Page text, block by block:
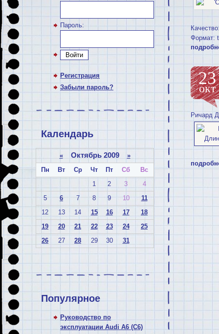
Пароль:
Войти
Регистрация
Забыли пароль?
Календарь
«Октябрь 2009 »
Пн
Вт Ср Чт Пт Сб
Вс
1
2 3
4
5
6 7 8 9 10
11
12
13 14 15 16 17
18
19
20 21 22 23 24
25
26
27 28 29 30 31
Популярное
Руководство по
эксплуатации Audi A6 (C6)
Формат:
23
окт
Ричард